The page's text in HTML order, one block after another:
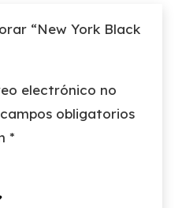
“New York Black
electrónico no
obligatorios
*